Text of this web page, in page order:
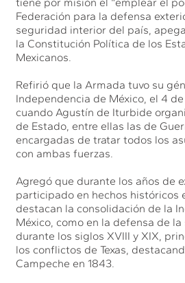
Federación para la defensa
seguridad interior del país,
la Constitución Política de los
Mexicanos.
Refirió que la Armada tuvo su
Independencia de México, el 4 de
cuando Agustín de Iturbide
de Estado, entre ellas las de
encargadas de tratar todos los
con ambas fuerzas.
Agregó que durante los años de
participado en hechos históricos
destacan la consolidación de la
México, como en la defensa de
durante los siglos XVIII y XIX,
los conflictos de Texas,
Campeche en 1843.